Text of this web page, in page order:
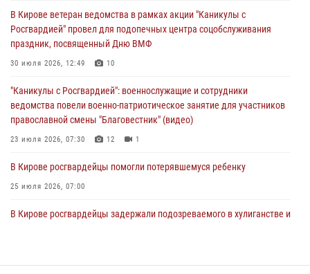
03 августа 2026, 08:45
В Кирове росгвардейцы задержали подозреваемого в краже из
магазина
В Кирове ветеран ведомства в рамках акции "Каникулы с
Росгвардией" провел для подопечных центра соцобслуживания
праздник, посвященный Дню ВМФ
30 июля 2026, 12:49 10
"Каникулы с Росгвардией": военнослужащие и сотрудники
ведомства повели военно-патриотическое занятие для участников
православной смены "Благовестник" (видео)
23 июля 2026, 07:30 12 1
В Кирове росгвардейцы помогли потерявшемуся ребенку
25 июля 2026, 07:00
В Кирове росгвардейцы задержали подозреваемого в хулиганстве и